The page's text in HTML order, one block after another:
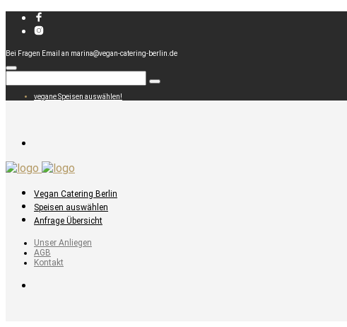
Bei Fragen Email an marina@vegan-catering-berlin.de
vegane Speisen auswählen!
Vegan Catering Berlin
Speisen auswählen
Anfrage Übersicht
Unser Anliegen
AGB
Kontakt